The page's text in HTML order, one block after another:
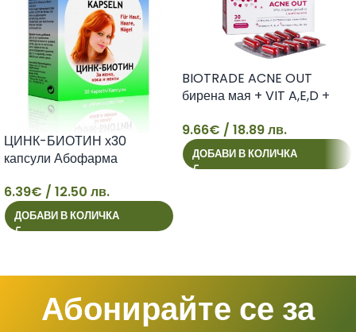
6
ЦИНК-БИОТИН х30
капсули Абофарма
6.39€ / 12.50 лв.
ДОБАВИ В КОЛИЧКА
9
BIOTRADE ACNE OUT
бирена мая + VIT A,E,D +
9.66€ / 18.89 лв.
ДОБАВИ В КОЛИЧКА
Абонирайте се за